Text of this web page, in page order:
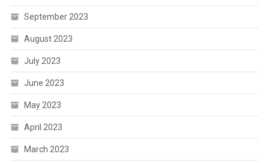
September 2023
August 2023
July 2023
June 2023
May 2023
April 2023
March 2023